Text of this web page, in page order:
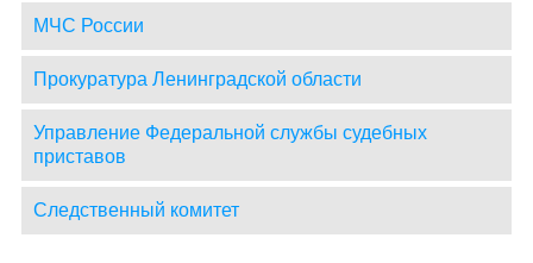
МЧС России
Прокуратура Ленинградской области
Управление Федеральной службы судебных
приставов
Следственный комитет